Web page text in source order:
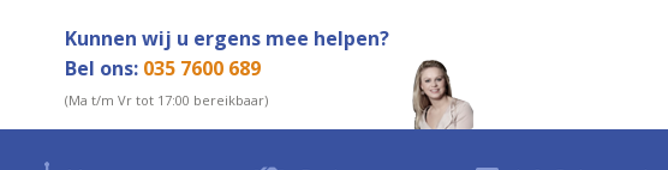
Ga
door
naar
navigatie
Ga
direct
naar
de
Kunnen wij u ergens mee helpen?
Bel ons: 035 7600 689
(Ma t/m Vr tot 17:00 bereikbaar)